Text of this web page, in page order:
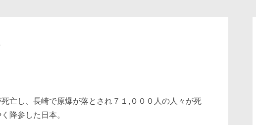
亡し、長崎で原爆が落とされ７１,０００人の人々が死
降参した日本。